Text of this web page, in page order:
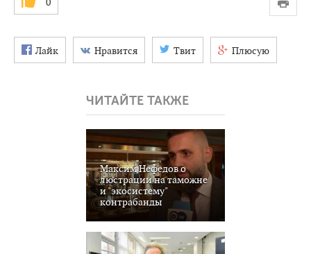
Лайк Нравится Твит Плюсую
ЧИТАЙТЕ ТАКЖЕ
Максим Нефедов о
люстрации на таможне
и "экосистему"
контрабанды